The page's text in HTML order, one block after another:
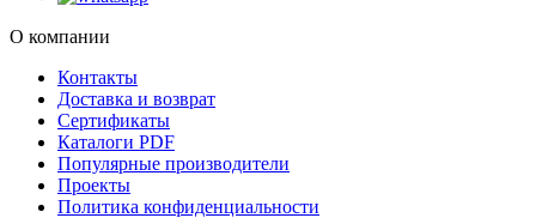
О компании
Контакты
Доставка и возврат
Сертификаты
Каталоги PDF
Популярные производители
Проекты
Политика конфиденциальности